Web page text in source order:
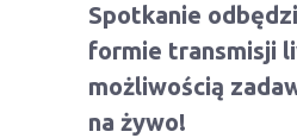
Spotkanie
formie transmisji
możliwością
na żywo!